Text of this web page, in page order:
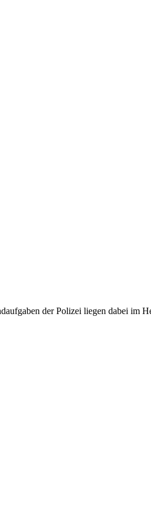
der Polizei liegen dabei im